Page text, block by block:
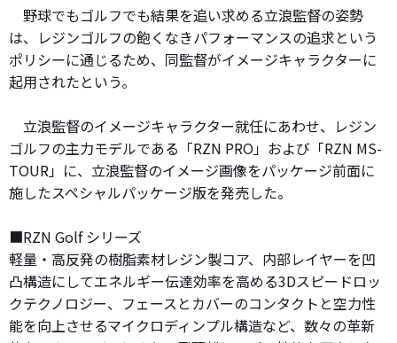
野球でもゴルフでも結果を追い求める立浪監督の姿勢
は、レジンゴルフの飽くなきパフォーマンスの追求という
ポリシーに通じるため、同監督がイメージキャラクターに
起用されたという。
立浪監督のイメージキャラクター就任にあわせ、レジン
ゴルフの主力モデルである「RZN PRO」および「RZN MS-
TOUR」に、立浪監督のイメージ画像をパッケージ前面に
施したスペシャルパッケージ版を発売した。
■RZN Golf シリーズ
軽量・高反発の樹脂素材レジン製コア、内部レイヤーを凹
凸構造にしてエネルギー伝達効率を高める3Dスピードロッ
クテクノロジー、フェースとカバーのコンタクトと空力性
能を向上させるマイクロディンプル構造など、数々の革新